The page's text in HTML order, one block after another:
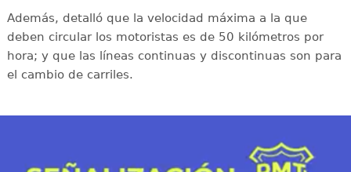
Además, detalló que la velocidad máxima a la que
deben circular los motoristas es de 50 kilómetros por
hora; y que las líneas continuas y discontinuas son para
el cambio de carriles.